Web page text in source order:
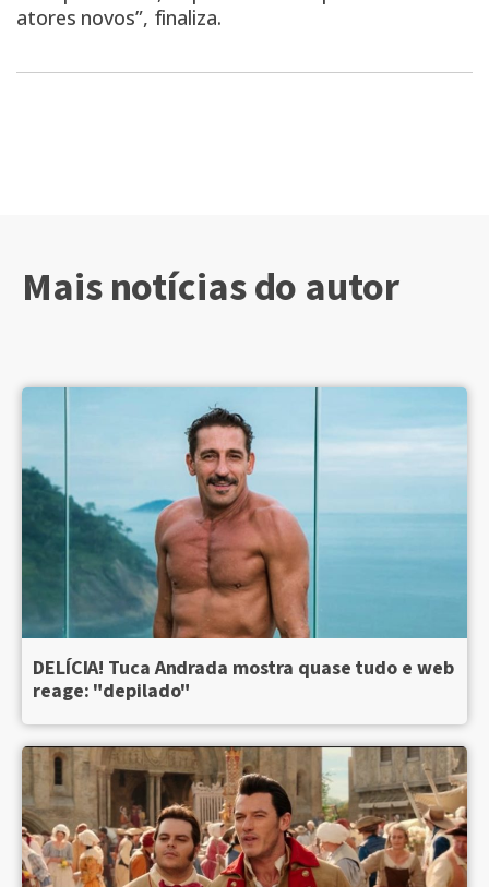
atores novos”, finaliza.
Mais notícias do autor
DELÍCIA! Tuca Andrada mostra quase tudo e web
reage: "depilado"